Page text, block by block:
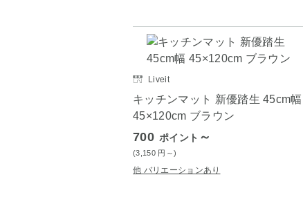
Liveit
キッチンマット 新優踏生 45cm幅
45×120cm ブラウン
700 ポイント ～
(3,150 円 ～)
他 バリエーションあり